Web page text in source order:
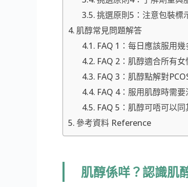
挑選原則5：注意包裝標
肌醇常見問題解答
FAQ 1：每日應該服用幾
FAQ 2：肌醇適合所有女
FAQ 3：肌醇點解對
FAQ 4：服用肌醇時需要
FAQ 5：肌醇可唔可以
參考資料 Reference
肌醇係咩？認識肌